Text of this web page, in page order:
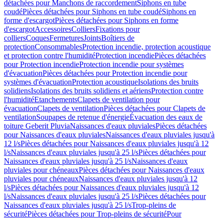
détachées pour Manchons de raccordementSiphons en tube
coudéPièces détachées pour Siphons en tube coudéSiphons en
forme d'escargotPièces détachées pour Siphons en forme
d'escargotAccessoiresColliersFixations pour
colliersCoquesFermeturesJointsBoîtiers de
protectionConsommablesProtection incendie, protection acoustique
et protection contre l'humiditéProtection incendiePièces détachées
pour Protection incendieProtection incendie pour systèmes
d'évacuationPièces détachées pour Protection incendie pour
systèmes d'évacuationProtection acoustiqueIsolations des bruits
solidiensIsolations des bruits solidiens et aériensProtection contre
l'humiditéEtanchementsClapets de ventilation pour
évacuationClapets de ventilationPièces détachées pour Clapets de
ventilationSoupapes de retenue d'énergieÉvacuation des eaux de
toiture Geberit PluviaNaissances d'eaux pluvialesPièces détachées
pour Naissances d'eaux pluvialesNaissances d'eaux pluviales jusqu'à
12 l/sPièces détachées pour Naissances d'eaux pluviales jusqu'à 12
l/sNaissances d'eaux pluviales jusqu'à 25 l/sPièces détachées pour
Naissances d'eaux pluviales jusqu'à 25 l/sNaissances d'eaux
pluviales pour chéneauxPièces détachées pour Naissances d'eaux
pluviales pour chéneauxNaissances d'eaux pluviales jusqu'à 12
l/sPièces détachées pour Naissances d'eaux pluviales jusqu'à 12
l/sNaissances d'eaux pluviales jusqu'à 25 l/sPièces détachées pour
Naissances d'eaux pluviales jusqu'à 25 l/sTrop-pleins de
sécuritéPièces détachées pour Trop-pleins de sécuritéPour